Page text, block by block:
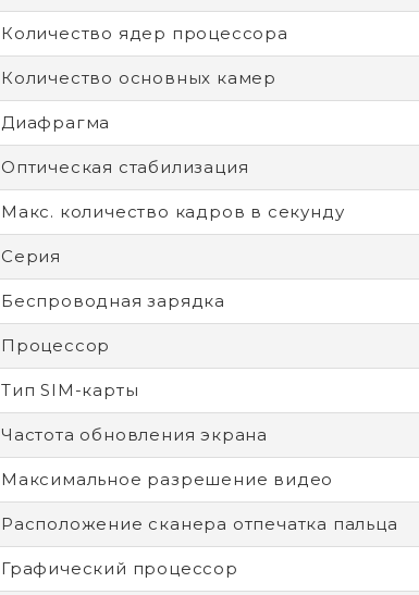
Количество ядер процессора
Количество основных камер
Диафрагма
Оптическая стабилизация
Макс. количество кадров в секунду
Серия
Беспроводная зарядка
Процессор
Тип SIM-карты
Частота обновления экрана
Максимальное разрешение видео
Расположение сканера отпечатка пальца
Графический процессор